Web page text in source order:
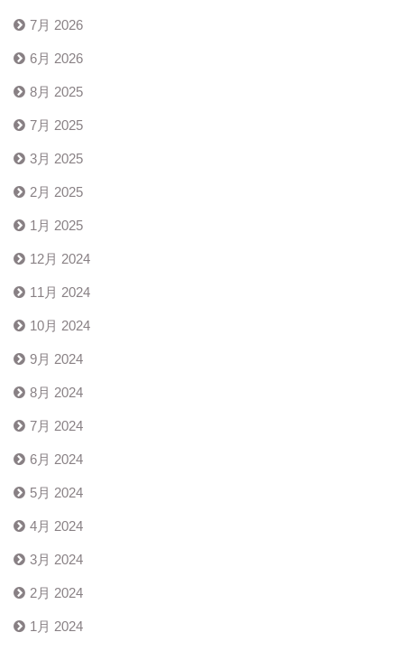
7月 2026
6月 2026
8月 2025
7月 2025
3月 2025
2月 2025
1月 2025
12月 2024
11月 2024
10月 2024
9月 2024
8月 2024
7月 2024
6月 2024
5月 2024
4月 2024
3月 2024
2月 2024
1月 2024